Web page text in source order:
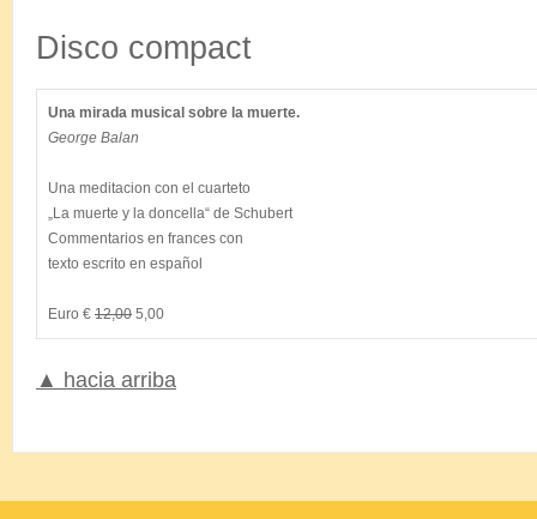
Disco compact
Una mirada musical sobre la muerte.
George Balan
Una meditacion con el cuarteto
„La muerte y la doncella“ de Schubert
Commentarios en frances con
texto escrito en español
Euro € 12,00 5,00
▲ hacia arriba